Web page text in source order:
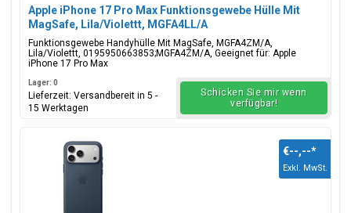
Apple iPhone 17 Pro Max Funktionsgewebe Hülle Mit
MagSafe, Lila/Violettt, MGFA4LL/A
Funktionsgewebe Handyhülle Mit MagSafe, MGFA4ZM/A,
Lila/Violettt, 0195950663853;MGFA4ZM/A, Geeignet für: Apple
iPhone 17 Pro Max
Lager: 0
Lieferzeit: Versandbereit in 5 -
15 Werktagen
Schicken Sie mir wenn
verfügbar!
€--,--*
Exkl. MwSt.